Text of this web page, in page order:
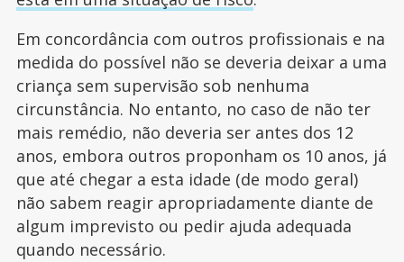
Em concordância com outros profissionais e na
medida do possível não se deveria deixar a uma
criança sem supervisão sob nenhuma
circunstância. No entanto, no caso de não ter
mais remédio, não deveria ser antes dos 12
anos, embora outros proponham os 10 anos, já
que até chegar a esta idade (de modo geral)
não sabem reagir apropriadamente diante de
algum imprevisto ou pedir ajuda adequada
quando necessário.